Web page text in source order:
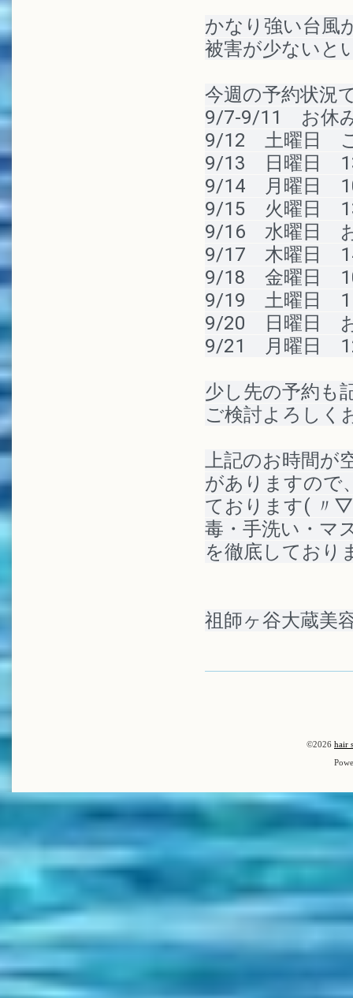
かなり強い台風
被害が少ないと
今週の予約状況
9/7-9/11　お休
9/12　土曜日　
9/13　日曜日　
9/14　月曜日　
9/15　火曜日　
9/16　水曜日　
9/17　木曜日　
9/18　金曜日　
9/19　土曜日　
9/20　日曜日　
9/21　月曜日　
少し先の予約も
ご検討よろしく
上記のお時間が
がありますので
ております( 〃
毒・手洗い・マ
を徹底しており
祖師ヶ谷大蔵美
©2026 hair